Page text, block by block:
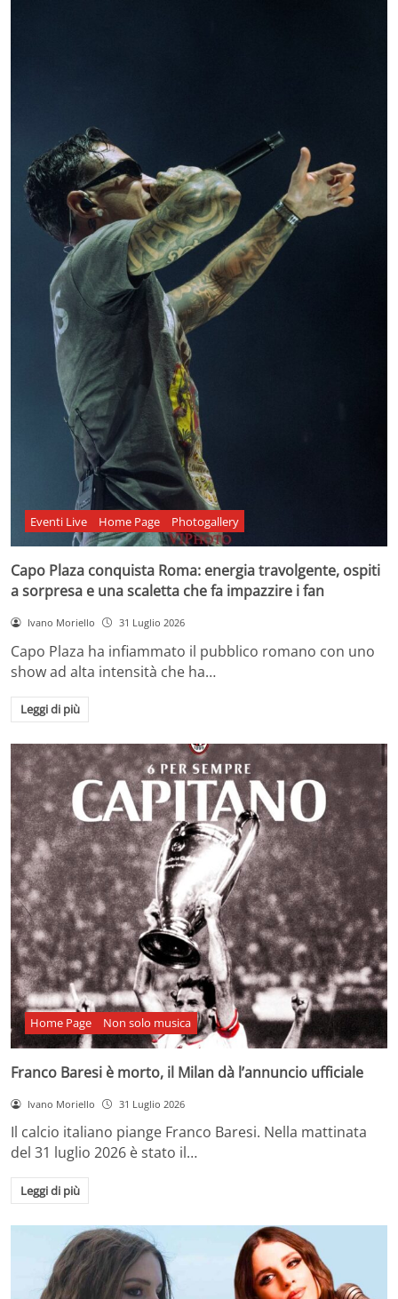
Eventi Live Home Page Photogallery
Capo Plaza conquista Roma: energia travolgente, ospiti
a sorpresa e una scaletta che fa impazzire i fan
Ivano Moriello 31 Luglio 2026
Capo Plaza ha infiammato il pubblico romano con uno
show ad alta intensità che ha…
Leggi di più
Home Page Non solo musica
Franco Baresi è morto, il Milan dà l’annuncio ufficiale
Ivano Moriello 31 Luglio 2026
Il calcio italiano piange Franco Baresi. Nella mattinata
del 31 luglio 2026 è stato il…
Leggi di più